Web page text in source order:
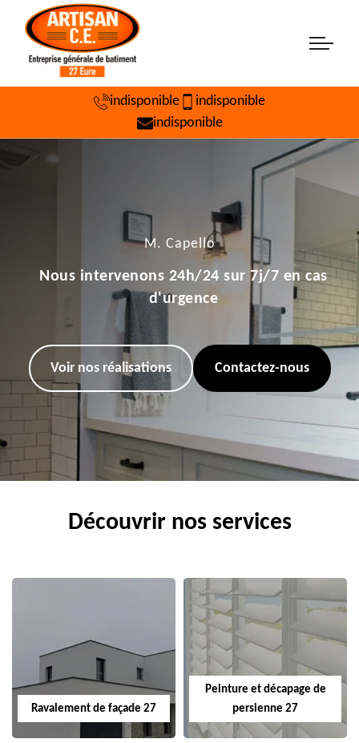
indisponible
indisponible
indisponible
M. Capello
Nous intervenons 24h/24 sur 7j/7 en cas
d'urgence
Voir nos réalisations Contactez-nous
Découvrir nos services
Ravalement de façade 27
Peinture et décapage de
persienne 27